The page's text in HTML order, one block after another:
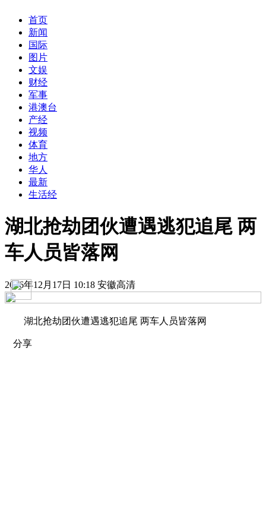
首页
新闻
国际
图片
文娱
财经
军事
港澳台
产经
视频
体育
地方
华人
最新
生活经
湖北抢劫团伙遭遇逃犯追尾 两
车人员皆落网
2016年12月17日 10:18 安徽高清
湖北抢劫团伙遭遇逃犯追尾 两车人员皆落网
分享